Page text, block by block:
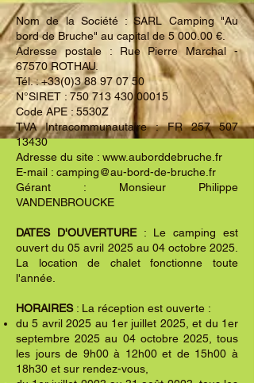
Nom de la Société : SARL Camping "Au
bord de Bruche" au capital de 5 000.00 €.
Adresse postale : Rue Pierre Marchal -
67570 ROTHAU.
Tél. :+33(0)3 88 97 07 50
N°SIRET : 750 713 430 00015
Code APE : 5530Z
TVA Intracommunautaire : FR257 507
13430
Adresse du site : www.auborddebruche.fr
E-mail : camping@au-bord-de-bruche.fr
Gérant : Monsieur Philippe
VANDENBROUCKE
DATES D'OUVERTURE: Le camping est
ouvert du 05 avril 2025 au 04 octobre 2025.
La location de chalet fonctionne toute
l'année.
HORAIRES: La réception est ouverte :
du5 avril2025 au 1er juillet 2025, et du 1er
septembre 2025 au 04 octobre 2025, tous
les jours de 9h00 à 12h00 et de 15h00 à
18h30 et sur rendez-vous,